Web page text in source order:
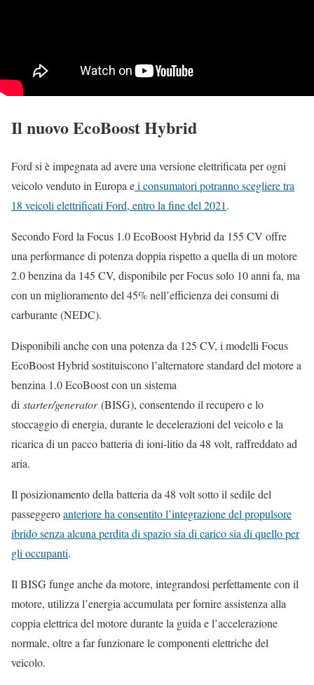
Il nuovoEcoBoost Hybrid
Ford si è impegnata ad avere una versione elettrificata per ogni
veicolo venduto in Europa ei consumatori potranno scegliere tra
18 veicoli elettrificati Ford, entro la fine del 2021.
Secondo Ford la Focus 1.0 EcoBoost Hybrid da 155 CV offre
una performance di potenza doppia rispetto a quella di un motore
2.0 benzina da 145 CV, disponibile per Focus solo 10 anni fa, ma
con un miglioramento del 45% nell’efficienza dei consumi di
carburante (NEDC).
Disponibili anche con una potenza da 125 CV, i modelli Focus
EcoBoost Hybrid sostituiscono l’alternatore standard del motore a
benzina 1.0 EcoBoost con un sistema
di starter/generator(BISG), consentendo il recupero e lo
stoccaggio di energia, durante le decelerazioni del veicolo e la
ricarica di un pacco batteria di ioni-litio da 48 volt, raffreddato ad
aria.
Il posizionamento della batteria da 48 volt sotto il sedile del
passeggeroanteriore ha consentito l’integrazione del propulsore
ibrido senza alcuna perdita di spazio sia di carico sia di quello per
gli occupanti.
Il BISG funge anche da motore, integrandosi perfettamente con il
motore, utilizza l’energia accumulata per fornire assistenza alla
coppia elettrica del motore durante la guida e l’accelerazione
normale, oltre a far funzionare le componenti elettriche del
veicolo.